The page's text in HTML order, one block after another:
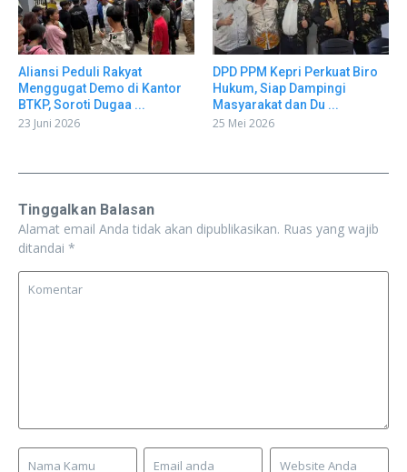
Aliansi Peduli Rakyat
Menggugat Demo di Kantor
BTKP, Soroti Dugaa ...
23 Juni 2026
DPD PPM Kepri Perkuat Biro
Hukum, Siap Dampingi
Masyarakat dan Du ...
25 Mei 2026
Tinggalkan Balasan
Alamat email Anda tidak akan dipublikasikan. Ruas yang wajib
ditandai *